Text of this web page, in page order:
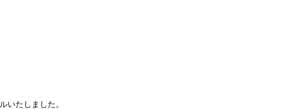
いたしました。